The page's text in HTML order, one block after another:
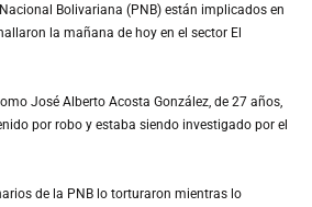
Bolivariana (PNB) están implicados en
la mañana de hoy en el sector El
José Alberto Acosta González, de 27 años,
por robo y estaba siendo investigado por el
de la PNB lo torturaron mientras lo